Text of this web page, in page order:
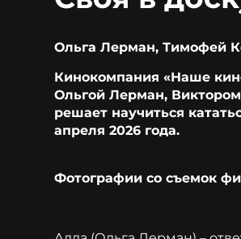
Ольга Лерман, Тимофей
Кинокомпания «Наше
Ольгой Лерман,
решает научиться
апреля 2026 года.
Фотографии со съемок